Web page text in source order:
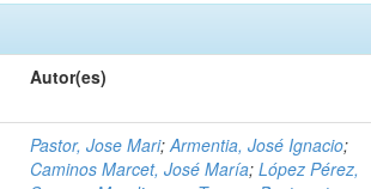
Autor(es)
Pastor, Jose Mari;Armentia, José Ignacio;
Caminos Marcet, José María;López Pérez,